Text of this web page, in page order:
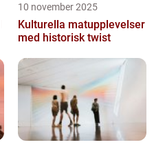
10 november 2025
Kulturella matupplevelser
med historisk twist